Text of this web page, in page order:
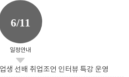
6/11
일정안내
생 선배 취업조언 인터뷰 특강 운영